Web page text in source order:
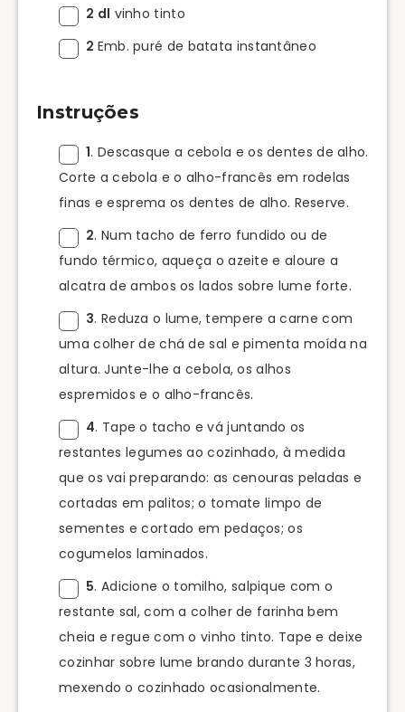
2 dl vinho tinto
2 Emb. puré de batata instantâneo
Instruções
1. Descasque a cebola e os dentes de alho.
Corte a cebola e o alho-francês em rodelas
finas e esprema os dentes de alho. Reserve.
2. Num tacho de ferro fundido ou de
fundo térmico, aqueça o azeite e aloure a
alcatra de ambos os lados sobre lume forte.
3. Reduza o lume, tempere a carne com
uma colher de chá de sal e pimenta moída na
altura. Junte-lhe a cebola, os alhos
espremidos e o alho-francês.
4. Tape o tacho e vá juntando os
restantes legumes ao cozinhado, à medida
que os vai preparando: as cenouras peladas e
cortadas em palitos; o tomate limpo de
sementes e cortado em pedaços; os
cogumelos laminados.
5. Adicione o tomilho, salpique com o
restante sal, com a colher de farinha bem
cheia e regue com o vinho tinto. Tape e deixe
cozinhar sobre lume brando durante 3 horas,
mexendo o cozinhado ocasionalmente.